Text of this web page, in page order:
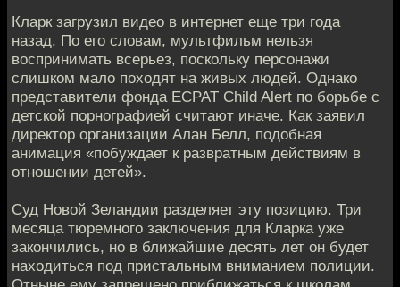
Кларк загрузил видео в интернет еще три года
назад. По его словам, мультфильм нельзя
воспринимать всерьез, поскольку персонажи
слишком мало походят на живых людей. Однако
представители фонда ECPAT Child Alert по борьбе с
детской порнографией считают иначе. Как заявил
директор организации Алан Белл, подобная
анимация «побуждает к развратным действиям в
отношении детей».
Суд Новой Зеландии разделяет эту позицию. Три
месяца тюремного заключения для Кларка уже
закончились, но в ближайшие десять лет он будет
находиться под пристальным вниманием полиции.